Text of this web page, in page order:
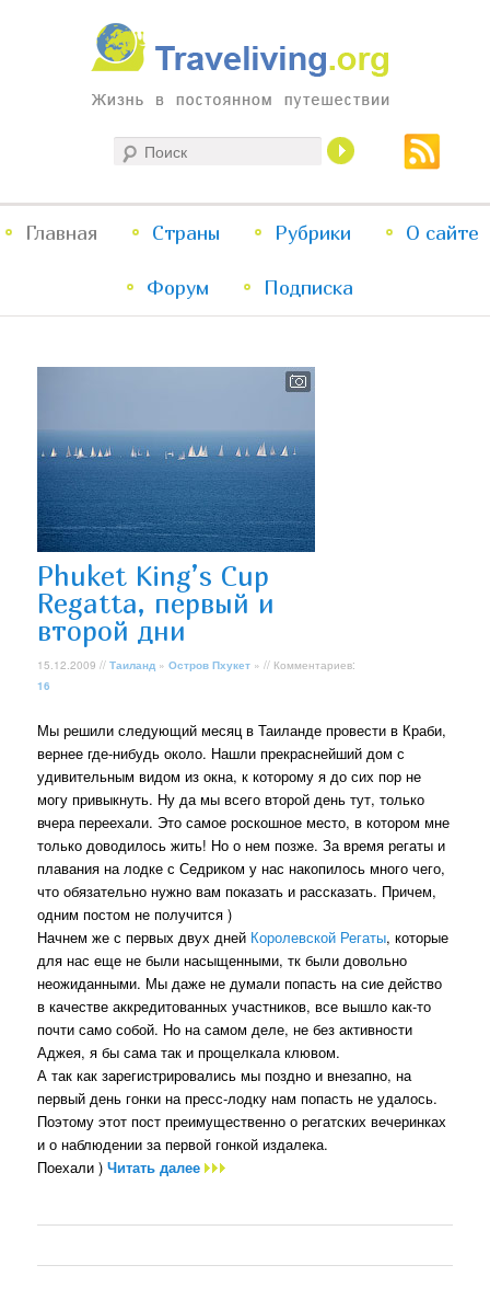
Traveliving
Жизнь в постоянном путешествии
меню
Перейти
к
содержимому
Перейти
к
содержимому
Главная Страны Рубрики О сайте
Форум Подписка
Phuket King’s Cup
Regatta, первый и
второй дни
15.12.2009 //Таиланд »Остров Пхукет » // Комментариев:
16
Мы решили следующий месяц в Таиланде провести в Краби,
вернее где-нибудь около. Нашли прекраснейший дом с
удивительным видом из окна, к которому я до сих пор не
могу привыкнуть. Ну да мы всего второй день тут, только
вчера переехали. Это самое роскошное место, в котором мне
только доводилось жить! Но о нем позже. За время регаты и
плавания на лодке с Седриком у нас накопилось много чего,
что обязательно нужно вам показать и рассказать. Причем,
одним постом не получится )
Начнем же с первых двух дней Королевской Регаты, которые
для нас еще не были насыщенными, тк были довольно
неожиданными. Мы даже не думали попасть на сие действо
в качестве аккредитованных участников, все вышло как-то
почти само собой. Но на самом деле, не без активности
Аджея, я бы сама так и прощелкала клювом.
А так как зарегистрировались мы поздно и внезапно, на
первый день гонки на пресс-лодку нам попасть не удалось.
Поэтому этот пост преимущественно о регатских вечеринках
и о наблюдении за первой гонкой издалека.
Поехали )Читать далее